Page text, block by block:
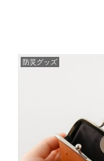
防災グッズ